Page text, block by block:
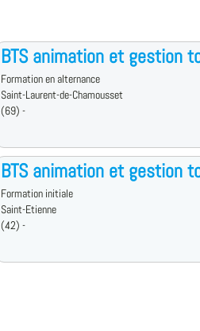
BTS animation et gestion
Formation en alternance
Saint-Laurent-de-Chamousset
(69) -
BTS animation et gestion
Formation initiale
Saint-Etienne
(42) -